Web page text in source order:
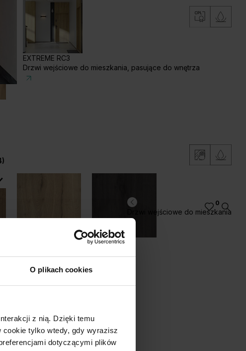
O plikach cookies
z nią. Dzięki temu
cookie tylko wtedy, gdy wyrazisz
dotyczącymi plików
EXTREME RC3
Drzwi wejściowe do mieszkania, pasujące do wnętrza
Drzwi wejściowe do mieszkania
0